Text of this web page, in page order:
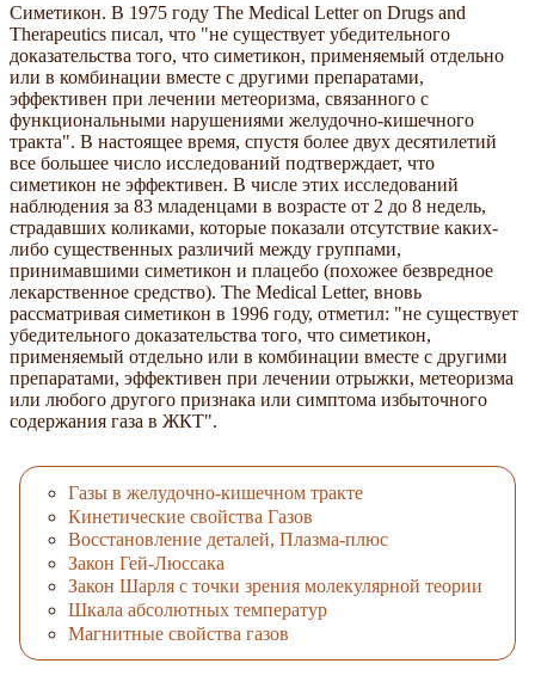
Симетикон. В 1975 году The Medical Letter on Drugs and
Therapeutics писал, что "не существует убедительного
доказательства того, что симетикон, применяемый отдельно
или в комбинации вместе с другими препаратами,
эффективен при лечении метеоризма, связанного с
функциональными нарушениями желудочно-кишечного
тракта". В настоящее время, спустя более двух десятилетий
все большее число исследований подтверждает, что
симетикон не эффективен. В числе этих исследований
наблюдения за 83 младенцами в возрасте от 2 до 8 недель,
страдавших коликами, которые показали отсутствие каких-
либо существенных различий между группами,
принимавшими симетикон и плацебо (похожее безвредное
лекарственное средство). The Medical Letter, вновь
рассматривая симетикон в 1996 году, отметил: "не существует
убедительного доказательства того, что симетикон,
применяемый отдельно или в комбинации вместе с другими
препаратами, эффективен при лечении отрыжки, метеоризма
или любого другого признака или симптома избыточного
содержания газа в ЖКТ".
Газы в желудочно-кишечном тракте
Кинетические свойства Газов
Восстановление деталей, Плазма-плюс
Закон Гей-Люссака
Закон Шарля с точки зрения молекулярной теории
Шкала абсолютных температур
Магнитные свойства газов